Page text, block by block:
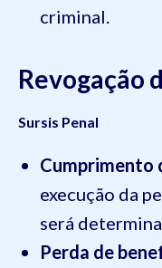
criminal.
Revogação
Sursis Penal
Cumprimento
execução da
será
Perda de